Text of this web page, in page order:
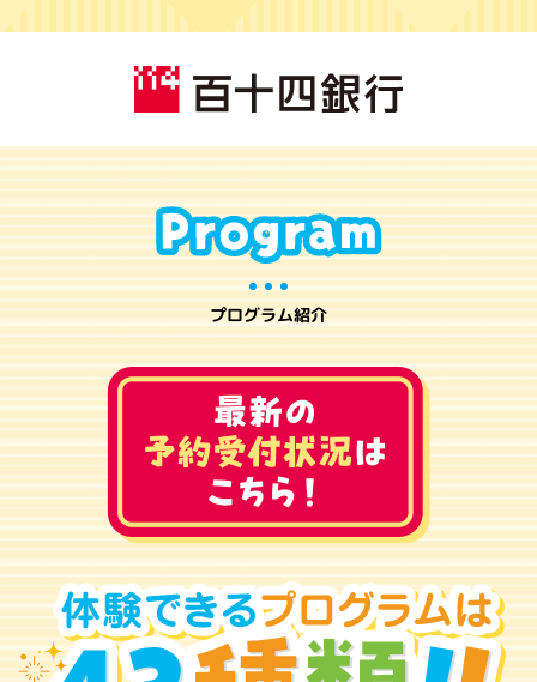
プログラム紹介